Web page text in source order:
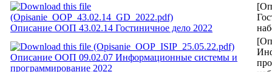
Описание ООП 43.02.14 Гостиничное дело 2022
Описание ООП 09.02.07 Информационные системы и
программирование 2022